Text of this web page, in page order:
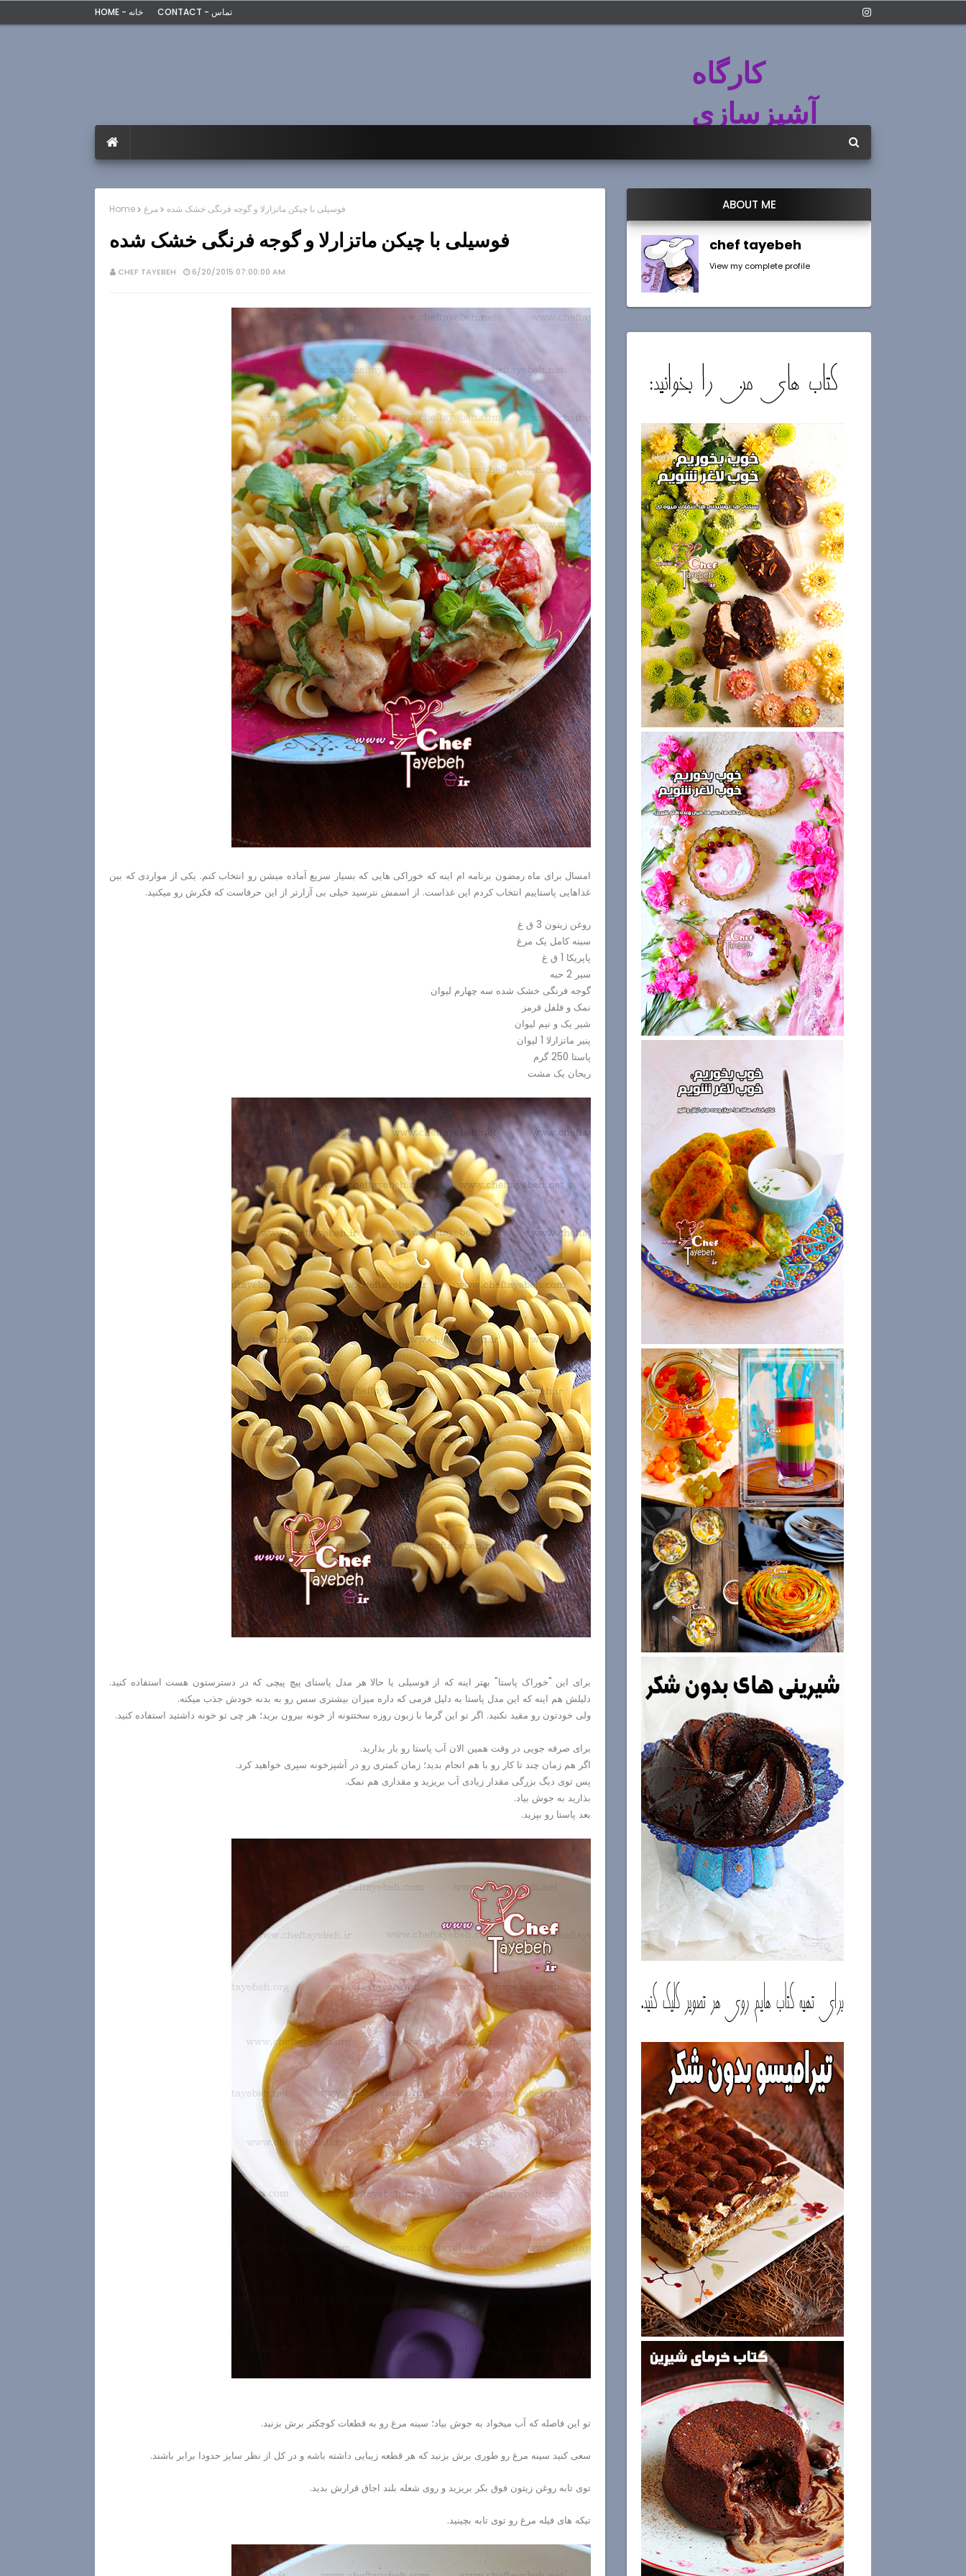
HOME - خانه CONTACT - تماس
کارگاه
آشپزسازی
Home مرغ فوسیلی با چیکن ماتزارلا و گوجه فرنگی خشک شده
فوسیلی با چیکن ماتزارلا و گوجه فرنگی خشک شده
CHEF TAYEBEH 6/20/2015 07:00:00 AM
امسال برای ماه رمضون برنامه ام اینه که خوراکی هایی که بسیار سریع آماده میشن رو انتخاب کنم. یکی از مواردی که بین
غذاهایی پاستاییم انتخاب کردم این غذاست. از اسمش نترسید خیلی بی آزارتر از این حرفاست که فکرش رو میکنید.
روغن زیتون 3 ق غ
سینه کامل یک مرغ
پاپریکا 1 ق غ
سیر 2 حبه
گوجه فرنگی خشک شده سه چهارم لیوان
نمک و فلفل قرمز
شیر یک و نیم لیوان
پنیر ماتزارلا 1 لیوان
پاستا 250 گرم
ریحان یک مشت
برای این "خوراک پاستا" بهتر اینه که از فوسیلی یا حالا هر مدل پاستای پیچ پیچی که در دسترستون هست استفاده کنید.
دلیلش هم اینه که این مدل پاستا به دلیل فرمی که داره میزان بیشتری سس رو به بدنه خودش جذب میکنه.
ولی خودتون رو مقید نکنید. اگر تو این گرما با زبون روزه سختتونه از خونه بیرون برید؛ هر چی تو خونه داشتید استفاده کنید.
برای صرفه جویی در وقت همین الان آب پاستا رو بار بذارید.
اگر هم زمان چند تا کار رو با هم انجام بدید؛ زمان کمتری رو در آشپزخونه سپری خواهید کرد.
پس توی دیگ بزرگی مقدار زیادی آب بریزید و مقداری هم نمک.
بذارید به جوش بیاد.
بعد پاستا رو بپزید.
تو این فاصله که آب میخواد به جوش بیاد؛ سینه مرغ رو به قطعات کوچکتر برش بزنید.
سعی کنید سینه مرغ رو طوری برش بزنید که هر قطعه زیبایی داشته باشه و در کل از نظر سایز حدودا برابر باشند.
توی تابه روغن زیتون فوق بکر بریزید و روی شعله بلند اجاق قرارش بدید.
تیکه های فیله مرغ رو توی تابه بچینید.
ABOUT ME
chef tayebeh
View my complete profile